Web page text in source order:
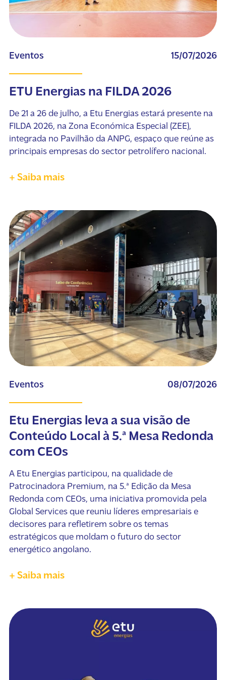
Eventos 15/07/2026
ETU Energias na FILDA 2026
De 21 a 26 de julho, a Etu Energias estará presente na
FILDA 2026, na Zona Económica Especial (ZEE),
integrada no Pavilhão da ANPG, espaço que reúne as
principais empresas do sector petrolífero nacional.
+ Saiba mais
Eventos 08/07/2026
Etu Energias leva a sua visão de
Conteúdo Local à 5.ª Mesa Redonda
com CEOs
A Etu Energias participou, na qualidade de
Patrocinadora Premium, na 5.ª Edição da Mesa
Redonda com CEOs, uma iniciativa promovida pela
Global Services que reuniu líderes empresariais e
decisores para refletirem sobre os temas
estratégicos que moldam o futuro do sector
energético angolano.
+ Saiba mais